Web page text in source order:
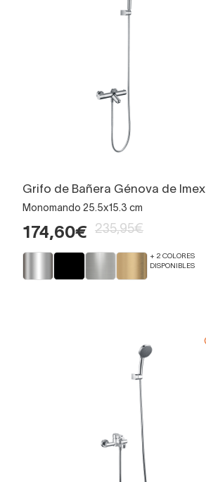
Grifo de Bañera Génova de Imex
Monomando 25.5x15.3 cm
174,60€ 235,95€
+ 2 COLORES
DISPONIBLES